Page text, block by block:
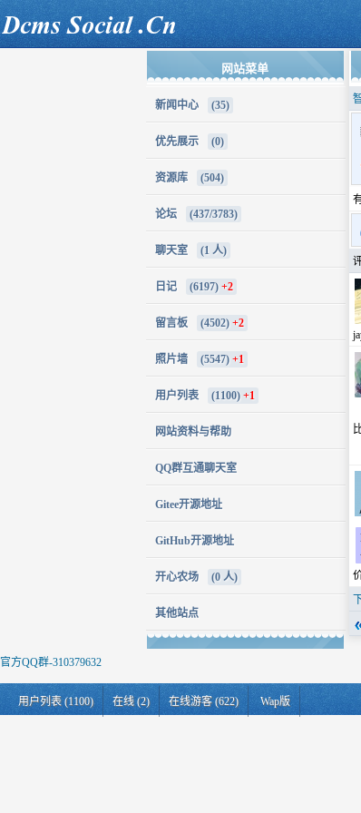
网站菜单
新闻中心 (35)
优先展示 (0)
资源库 (504)
论坛 (437/3783)
聊天室 (1 人)
日记 (6197) +2
留言板 (4502) +2
照片墙 (5547) +1
用户列表 (1100) +1
网站资料与帮助
QQ群互通聊天室
Gitee开源地址
GitHub开源地址
开心农场 (0 人)
其他站点
官方QQ群-310379632
用户列表 (1100) 在线 (2) 在线游客 (622) Wap版